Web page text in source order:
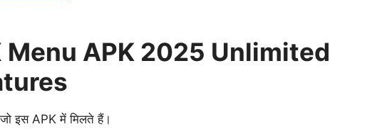
Menu APK 2025 Unlimited
इस APK में मिलते हैं।